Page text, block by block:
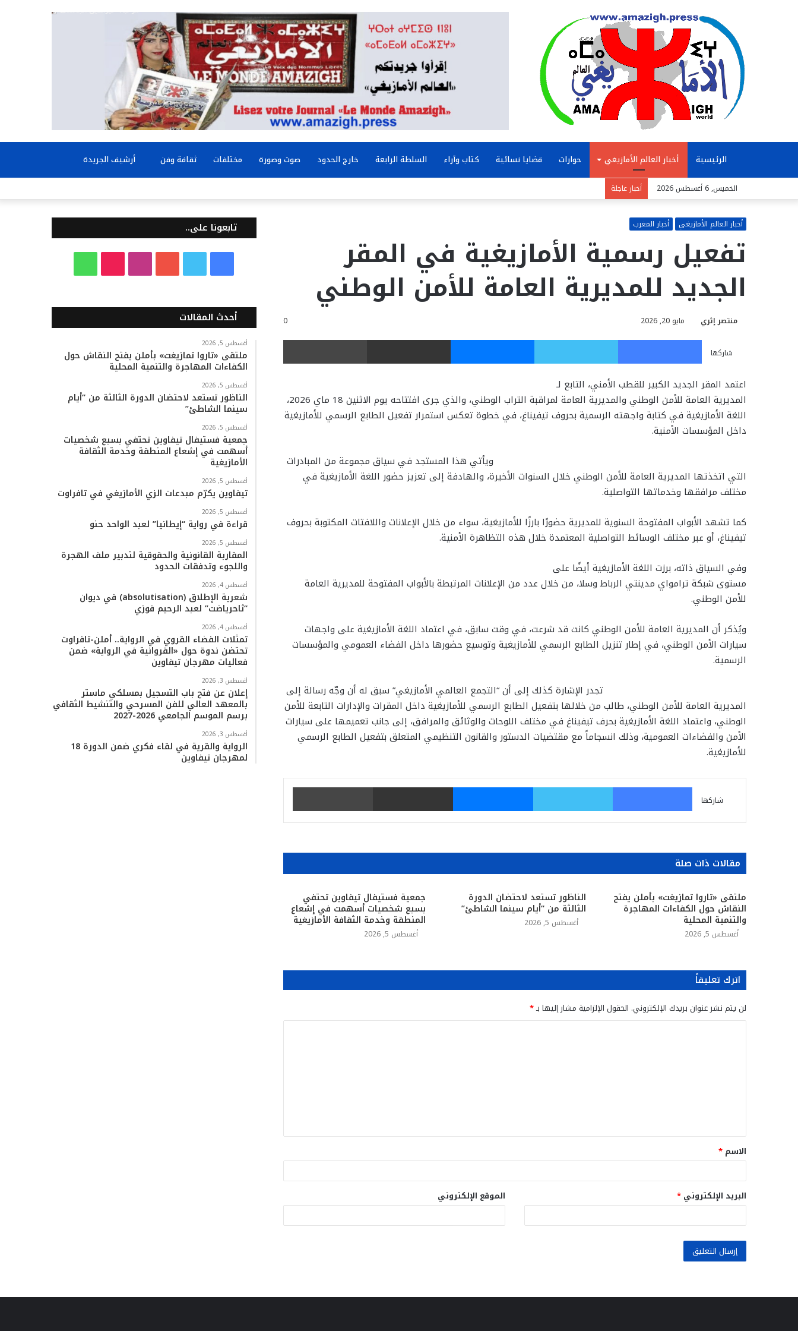
الرئيسية أخبار العالم الأمازيغي حوارات قضايا نسائية كتاب وآراء السلطة الرابعة خارج الحدود صوت وصورة مختلفات ثقافة وفن أرشيف الجريدة
عن
الخميس, 6 أغسطس 2026 أخبار عاجلة
أخبار العالم الأمازيغي أخبار المغرب
تفعيل رسمية الأمازيغية في المقر
الجديد للمديرية العامة للأمن الوطني
منتصر إثري مايو 20, 2026 0
شاركها
فيسبوك تويتر ماسنجر مشاركة عبر البريد
اعتمد المقر الجديد الكبير للقطب الأمني، التابع لـ
المديرية العامة للأمن الوطني والمديرية العامة لمراقبة التراب الوطني، والذي جرى افتتاحه يوم الاثنين 18 ماي 2026،
اللغة الأمازيغية في كتابة واجهته الرسمية بحروف تيفيناغ، في خطوة تعكس استمرار تفعيل الطابع الرسمي للأمازيغية
داخل المؤسسات الأمنية.
ويأتي هذا المستجد في سياق مجموعة من المبادرات
التي اتخذتها المديرية العامة للأمن الوطني خلال السنوات الأخيرة، والهادفة إلى تعزيز حضور اللغة الأمازيغية في
مختلف مرافقها وخدماتها التواصلية.
كما تشهد الأبواب المفتوحة السنوية للمديرية حضورًا بارزًا للأمازيغية، سواء من خلال الإعلانات واللافتات المكتوبة بحروف
تيفيناغ، أو عبر مختلف الوسائط التواصلية المعتمدة خلال هذه التظاهرة الأمنية.
وفي السياق ذاته، برزت اللغة الأمازيغية أيضًا على
مستوى شبكة ترامواي مدينتي الرباط وسلا، من خلال عدد من الإعلانات المرتبطة بالأبواب المفتوحة للمديرية العامة
للأمن الوطني.
ويُذكر أن المديرية العامة للأمن الوطني كانت قد شرعت، في وقت سابق، في اعتماد اللغة الأمازيغية على واجهات
سيارات الأمن الوطني، في إطار تنزيل الطابع الرسمي للأمازيغية وتوسيع حضورها داخل الفضاء العمومي والمؤسسات
الرسمية.
تجدر الإشارة كذلك إلى أن “التجمع العالمي الأمازيغي” سبق له أن وجّه رسالة إلى
المديرية العامة للأمن الوطني، طالب من خلالها بتفعيل الطابع الرسمي للأمازيغية داخل المقرات والإدارات التابعة للأمن
الوطني، واعتماد اللغة الأمازيغية بحرف تيفيناغ في مختلف اللوحات والوثائق والمرافق، إلى جانب تعميمها على سيارات
الأمن والفضاءات العمومية، وذلك انسجاماً مع مقتضيات الدستور والقانون التنظيمي المتعلق بتفعيل الطابع الرسمي
للأمازيغية.
شاركها
فيسبوك تويتر ماسنجر مشاركة عبر البريد
مقالات ذات صلة
ملتقى «تاروا تمازيغت» بأملن يفتح
النقاش حول الكفاءات المهاجرة
والتنمية المحلية
أغسطس 5, 2026
الناظور تستعد لاحتضان الدورة
الثالثة من “أيام سينما الشاطئ”
أغسطس 5, 2026
جمعية فستيفال تيفاوين تحتفي
بسبع شخصيات أسهمت في إشعاع
المنطقة وخدمة الثقافة الأمازيغية
أغسطس 5, 2026
اترك تعليقاً
لن يتم نشر عنوان بريدك الإلكتروني. الحقول الإلزامية مشار إليها بـ*
ق
*
الاسم *
البريد الإلكتروني * الموقع الإلكتروني
تابعونا على..
س
ب
و
ك
ي
ت
ر
ت
ي
و
س
ت
ق
ا
k
T
o
ت
س
ا
أحدث المقالات
أغسطس 5, 2026
ملتقى «تاروا تمازيغت» بأملن يفتح النقاش حول
الكفاءات المهاجرة والتنمية المحلية
أغسطس 5, 2026
الناظور تستعد لاحتضان الدورة الثالثة من “أيام
سينما الشاطئ”
أغسطس 5, 2026
جمعية فستيفال تيفاوين تحتفي بسبع شخصيات
أسهمت في إشعاع المنطقة وخدمة الثقافة
الأمازيغية
أغسطس 5, 2026
تيفاوين يكرّم مبدعات الزي الأمازيغي في تافراوت
أغسطس 5, 2026
قراءة في رواية “إيطانيا” لعبد الواحد حنو
أغسطس 5, 2026
المقاربة القانونية والحقوقية لتدبير ملف الهجرة
واللجوء وتدفقات الحدود
أغسطس 4, 2026
شعرية الإطلاق (absolutisation) في ديوان
“ثاحرياضت” لعبد الرحيم فوزي
أغسطس 4, 2026
تمثلات الفضاء القروي في الرواية.. أملن-تافراوت
تحتضن ندوة حول «القروانية في الرواية» ضمن
فعاليات مهرجان تيفاوين
أغسطس 3, 2026
إعلان عن فتح باب التسجيل بمسلكي ماستر
بالمعهد العالي للفن المسرحي والتنشيط الثقافي
برسم الموسم الجامعي 2026-2027
أغسطس 3, 2026
الرواية والقرية في لقاء فكري ضمن الدورة 18
لمهرجان تيفاوين